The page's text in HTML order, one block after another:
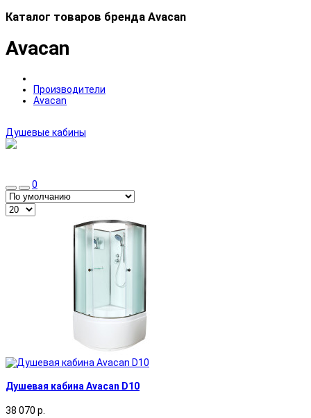
Каталог товаров бренда Avacan
Avacan
Производители
Avacan
Душевые кабины
0
Душевая кабина Avacan D10
38 070 р.